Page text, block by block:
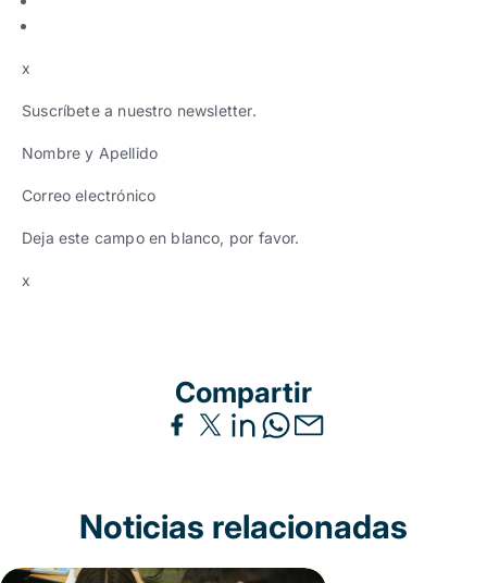
x
Suscríbete a nuestro newsletter.
Nombre y Apellido
Correo electrónico
Deja este campo en blanco, por favor.
x
Compartir
Noticias relacionadas